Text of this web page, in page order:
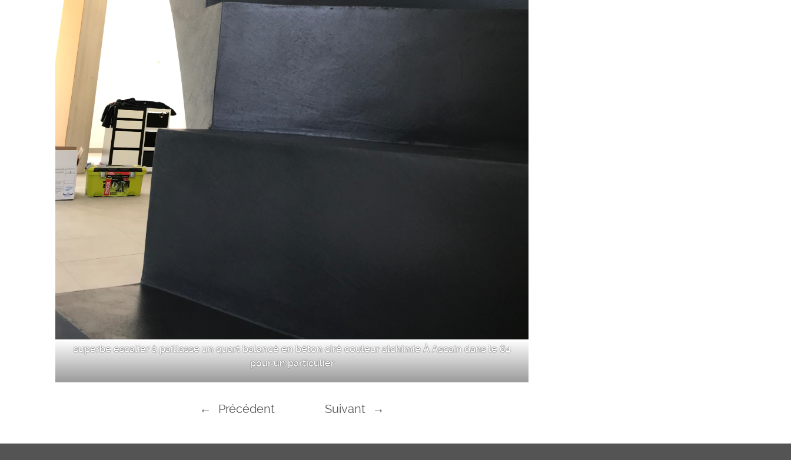
superbe escalier à paillasse un quart balancé en béton ciré couleur alchimie À Ascain dans le 64
pour un particulier
← Précédent Suivant →